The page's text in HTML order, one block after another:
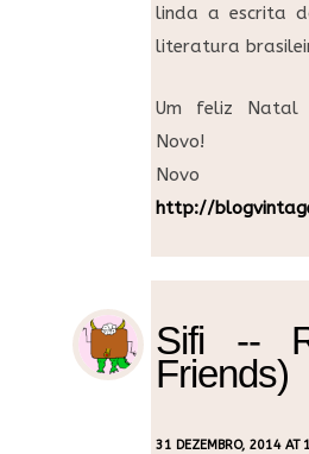
linda a escrita
literatura
Um feliz Natal
Novo!
http://
Sifi --
Friends)
31 DEZEMBRO, 2014 AT